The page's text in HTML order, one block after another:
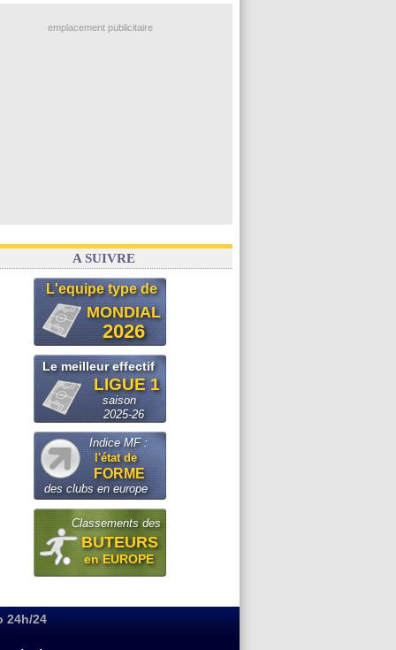
emplacement publicitaire
A SUIVRE
L'equipe type de
MONDIAL
2026
Le meilleur effectif
LIGUE 1
saison
2025-26
Indice MF :
l'état de
FORME
des clubs en europe
Classements des
BUTEURS
en EUROPE
24h/24